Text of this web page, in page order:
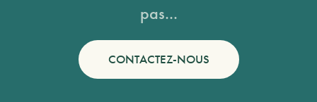
pas...
CONTACTEZ-NOUS